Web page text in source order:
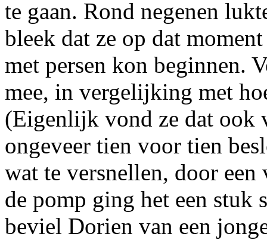
te gaan. Rond negenen
bleek dat ze op dat
met persen kon beginnen.
mee, in vergelijking met
(Eigenlijk vond ze dat ook
ongeveer tien voor tien
wat te versnellen, door
de pomp ging het een
beviel Dorien van een